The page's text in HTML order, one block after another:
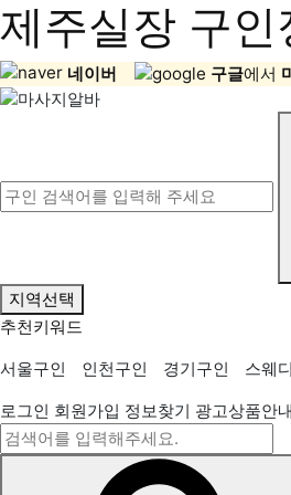
제주실장 구
네이버 구글에서
지역선택
추천키워드
서울구인
인천구인 경기구인
스웨
로그인 회원가입 정보찾기 광고상품안내